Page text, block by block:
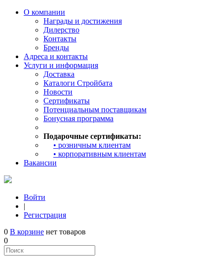
О компании
Награды и достижения
Дилерство
Контакты
Бренды
Адреса и контакты
Услуги и информация
Доставка
Каталоги Стройбата
Новости
Сертификаты
Потенциальным поставщикам
Бонусная программа
Подарочные сертификаты:
• розничным клиентам
• корпоративным клиентам
Вакансии
Войти
|
Регистрация
0 В корзине нет товаров
0